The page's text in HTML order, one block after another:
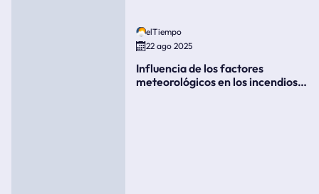
elTiempo
22 ago 2025
Influencia de los factores
meteorológicos en los incendios